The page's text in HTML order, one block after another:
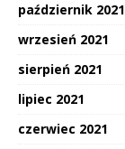
październik 2021
wrzesień 2021
sierpień 2021
lipiec 2021
czerwiec 2021